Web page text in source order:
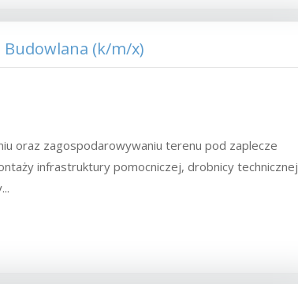
(k/m/x)
oraz zagospodarowywaniu terenu pod zaplecze
infrastruktury pomocniczej, drobnicy technicznej